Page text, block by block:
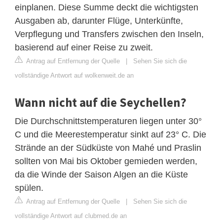
einplanen. Diese Summe deckt die wichtigsten
Ausgaben ab, darunter Flüge, Unterkünfte,
Verpflegung und Transfers zwischen den Inseln,
basierend auf einer Reise zu zweit.
Antrag auf Entfernung der Quelle | Sehen Sie sich die
vollständige Antwort auf wolkenweit.de an
Wann nicht auf die Seychellen?
Die Durchschnittstemperaturen liegen unter 30°
C und die Meerestemperatur sinkt auf 23° C. Die
Strände an der Südküste von Mahé und Praslin
sollten von Mai bis Oktober gemieden werden,
da die Winde der Saison Algen an die Küste
spülen.
Antrag auf Entfernung der Quelle | Sehen Sie sich die
vollständige Antwort auf clubmed.de an